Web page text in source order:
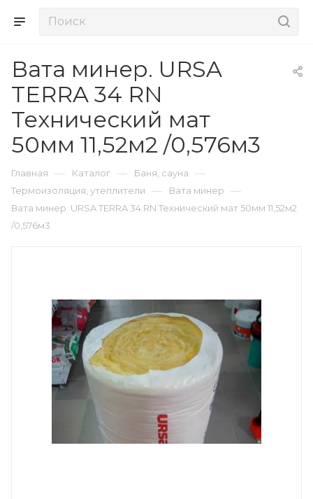
Вата минер. URSA
TERRA 34 RN
Технический мат
50мм 11,52м2 /0,576м3
Главная — Каталог — Баня, сауна —
Термоизоляция, утеплители — Вата минер —
Вата минер. URSA TERRA 34 RN Технический мат 50мм 11,52м2
/0,576м3